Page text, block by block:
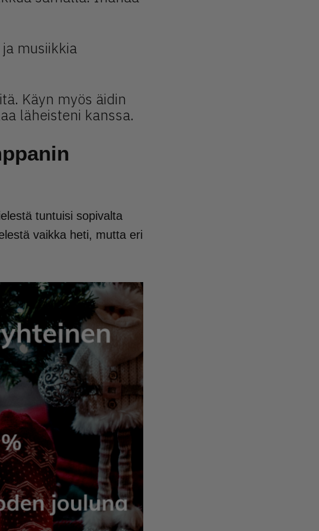
musiikkia
Käyn myös äidin
läheisteni kanssa.
tuntuisi sopivalta
vaikka heti, mutta eri